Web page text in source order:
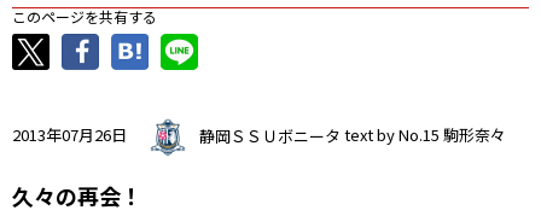
このページを共有する
2013年07月26日 静岡ＳＳＵボニータ text by No.15 駒形奈々
久々の再会！